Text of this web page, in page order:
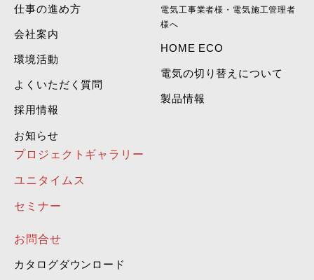
仕事の進め方
会社案内
環境活動
よくいただく質問
採用情報
お知らせ
電気工事業者様・電気施工管理者
様へ
HOME ECO
電気の切り替えについて
製品情報
プロジェクトギャラリー
ユニタイムス
セミナー
お問合せ
カタログダウンロード